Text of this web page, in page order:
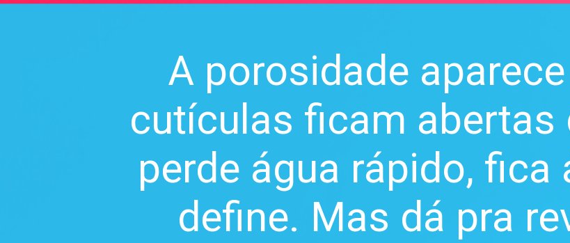
A porosidade
cutículas ficam abertas
perde água rápido, fica
define. Mas dá pra